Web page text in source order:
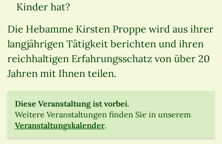
Kinder hat?
Die Hebamme Kirsten Proppe wird aus ihrer
langjährigen Tätigkeit berichten und ihren
reichhaltigen Erfahrungsschatz von über 20
Jahren mit Ihnen teilen.
Diese Veranstaltung ist vorbei.
Weitere Veranstaltungen finden Sie in unserem
Veranstaltungskalender.